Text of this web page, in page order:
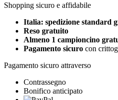
Shopping sicuro e affidabile
Italia: spedizione standard
Reso gratuito
Almeno 1 campioncino
Pagamento sicuro con
Pagamento sicuro attraverso
Contrassegno
Bonifico anticipato